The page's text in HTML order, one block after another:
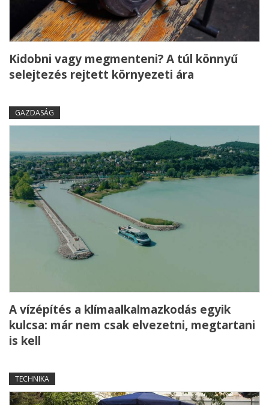
Kidobni vagy megmenteni? A túl könnyű
selejtezés rejtett környezeti ára
GAZDASÁG
A vízépítés a klímaalkalmazkodás egyik
kulcsa: már nem csak elvezetni, megtartani
is kell
TECHNIKA